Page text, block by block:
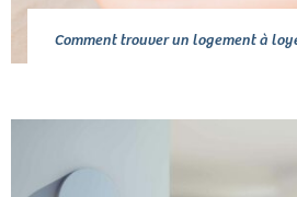
Comment trouver un logement à